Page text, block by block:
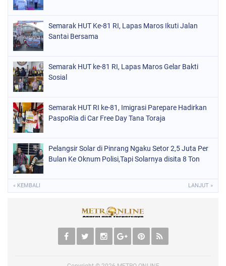
Semarak HUT Ke-81 RI, Lapas Maros Ikuti Jalan
Santai Bersama
Semarak HUT ke-81 RI, Lapas Maros Gelar Bakti
Sosial
Semarak HUT RI ke-81, Imigrasi Parepare Hadirkan
PaspoRia di Car Free Day Tana Toraja
Pelangsir Solar di Pinrang Ngaku Setor 2,5 Juta Per
Bulan Ke Oknum Polisi,Tapi Solarnya disita 8 Ton
« KEMBALI LANJUT »